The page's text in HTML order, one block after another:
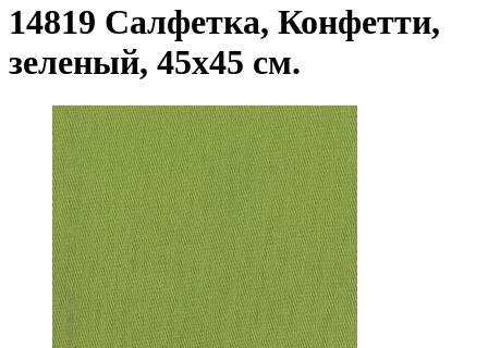
14819 Салфетка, Конфетти,
зеленый, 45х45 см.